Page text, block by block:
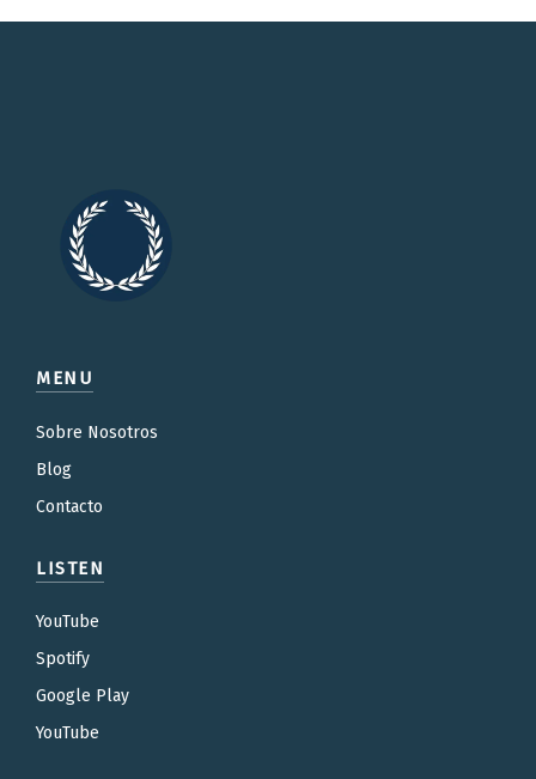
MENU
Sobre Nosotros
Blog
Contacto
LISTEN
YouTube
Spotify
Google Play
YouTube